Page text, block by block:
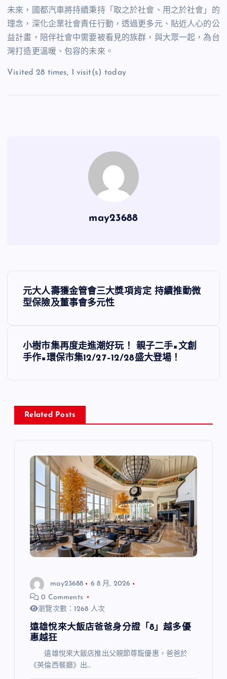
未來，國都汽車將持續秉持「取之於社會、用之於社會」的
理念，深化企業社會責任行動，透過更多元、貼近人心的公
益計畫，陪伴社會中需要被看見的族群，與大眾一起，為台
灣打造更溫暖、包容的未來。
Visited 28 times, 1 visit(s) today
may23688
文
章
覽
元大人壽獲金管會三大獎項肯定 持續推動微
型保險及董事會多元性
小樹市集再度走進潮好玩！ 親子二手×文創
手作×環保市集12/27–12/28盛大登場！
Related Posts
may23688
6 8 月, 2026
0 Comments
瀏覽次數：1268 人次
遠雄悅來大飯店爸爸身分證「8」越多優
惠越狂
遠雄悅來大飯店推出父親節尊寵優惠，爸爸於
《英倫西餐廳》出…